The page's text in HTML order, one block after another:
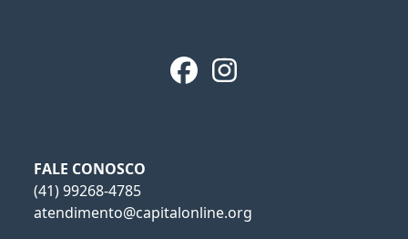
Facebook
Instagram
FALE CONOSCO
(41) 99268-4785
atendimento@capitalonline.org